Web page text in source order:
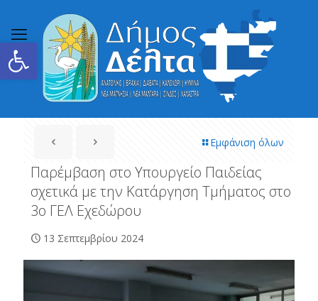
Ανοίξτε τη γραμμή εργαλείων
Εμφάνιση όλων
Παρέμβαση στο Υπουργείο Παιδείας
σχετικά με την Κατάργηση Τμήματος στο
3ο ΓΕΛ Εχεδώρου
13 Σεπτεμβρίου 2024